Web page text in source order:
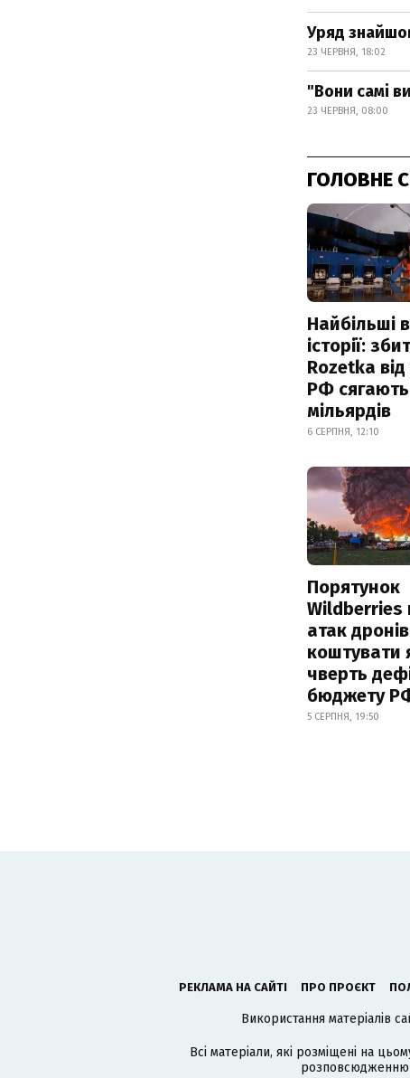
Уряд
23 ЧЕРВНЯ, 18:02
"Вони самі
23 ЧЕРВНЯ, 08:00
ГОЛОВНЕ
Найбільші
історії:
Rozetka від
РФ сягають
мільярдів
6 СЕРПНЯ, 12:10
Порятунок
Wildberries
атак
коштувати
чверть
бюджету
5 СЕРПНЯ, 19:50
РЕКЛАМА НА САЙТІ ПРО ПРОЄКТ
Використання матеріалів
Всі матеріали, які розміщені на
розповсюдженню